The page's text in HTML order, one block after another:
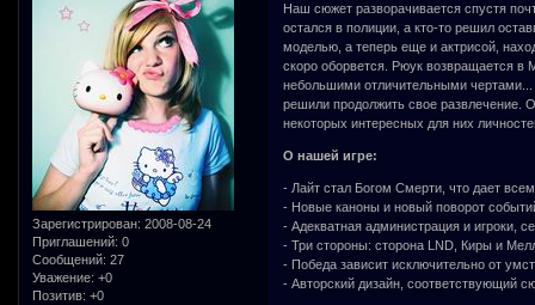
Зарегистрирован: 2008-08-24
Приглашений: 0
Сообщений: 27
Уважение: +0
Позитив: +0
Наш сюжет разворачивается спустя
остался в полиции, а кто-то решил
моделью, а теперь еще и актрисой,
скоро оборвется. Рюук возвращается в
небольшими отличительными
решили продолжить свое
некоторых интересных для них
О нашей игре:
- Лайт стал Богом Смерти, что дает
- Новые каноны и новый поворот
- Адекватная администрация и игроки,
- Три стороны: сторона LND, Киры и
- Победа зависит исключительно от
- Авторский дизайн, соответствующий